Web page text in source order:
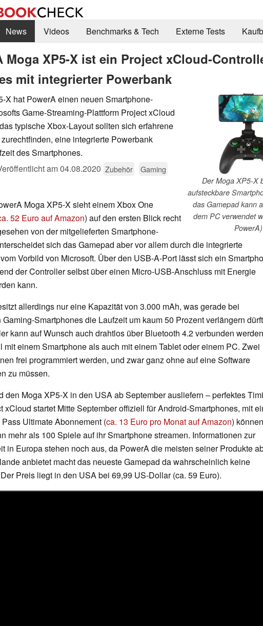
News Videos Benchmarks & Tech Externe Tests
Moga XP5-X ist ein Project xCloud-
mit integrierter Powerbank
Der Moga XP5-X
aufsteckbare
das Gamepad kann
dem PC verwendet
PowerA)
X hat PowerA einen neuen Smartphone-
Game-Streaming-Plattform Project xCloud
typische Xbox-Layout sollten sich erfahrene
eine integrierte Powerbank
des Smartphones.
am04.08.2020 Zubehör
Gaming
Moga XP5-X sieht einem Xbox One
52 Euro auf Amazon) auf den ersten Blick recht
von der mitgelieferten Smartphone-
sich das Gamepad aber vor allem durch die integrierte
Vorbild von Microsoft. Über den USB-A-Port lässt sich ein
der Controller selbst über einen Micro-USB-Anschluss mit Energie
kann.
allerdings nur eine Kapazität von 3.000 mAh, was gerade bei
Gaming-Smartphones die Laufzeit um kaum 50 Prozent verlängern
kann auf Wunsch auch drahtlos über Bluetooth 4.2 verbunden
mit einem Smartphone als auch mit einem Tablet oder einem PC. Zwei
frei programmiert werden, und zwar ganz ohne auf eine Software
zu müssen.
den Moga XP5-X in den USA ab September ausliefern – perfektes
xCloud startet Mitte September offiziell für Android-Smartphones, mit
Ultimate Abonnement (ca. 13 Euro pro Monat auf Amazon) können
mehr als 100 Spiele auf ihr Smartphone streamen. Informationen zur
in Europa stehen noch aus, da PowerA die meisten seiner Produkte
anbietet macht das neueste Gamepad da wahrscheinlich keine
Preis liegt in den USA bei 69,99 US-Dollar (ca. 59 Euro).